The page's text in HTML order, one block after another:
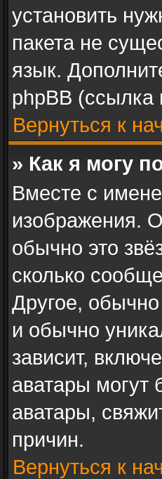
установить
пакета не
язык.
phpBB (ссылка
Вернуться к
» Как я могу
Вместе с
изображения.
обычно это
сколько
Другое,
и обычно
зависит,
аватары могут
аватары,
причин.
Вернуться к